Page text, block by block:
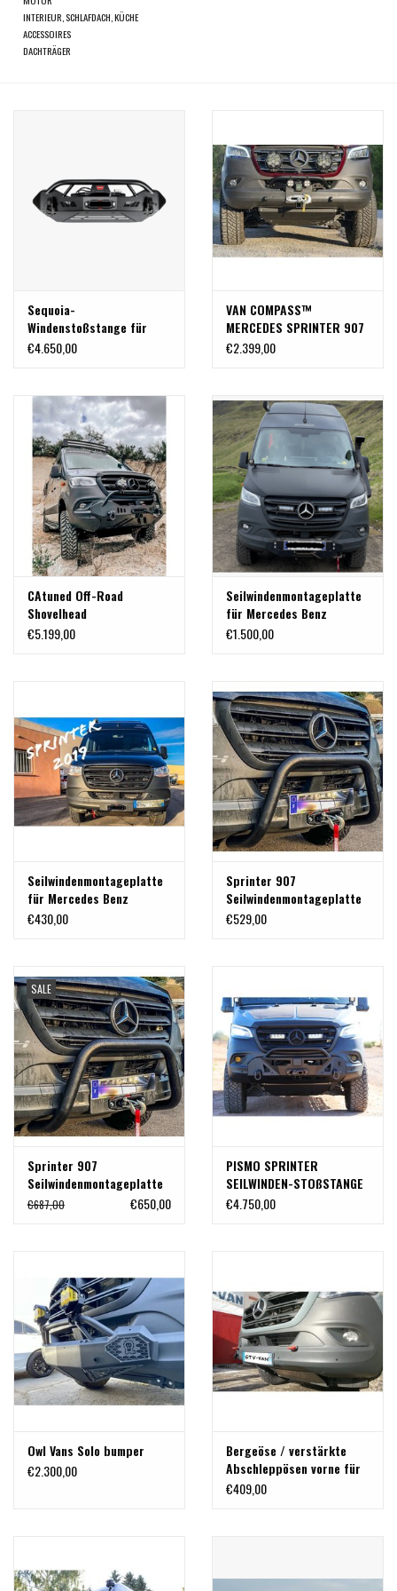
INTERIEUR, SCHLAFDACH, KÜCHE
ACCESSOIRES
DACHTRÄGER
Sequoia-
Windenstoßstange für
Mercedes Sprinter W907-
€4.650,00
VAN COMPASS™
MERCEDES SPRINTER 907
(2019-2022 und AWD
BULLBAR UND BERGEÖSEN
€2.399,00
CAtuned Off-Road
Shovelhead
Seilwindenstoßstange für
€5.199,00
Seilwindenmontageplatte
für Mercedes Benz
Sprinter 907/VS30 alle
€1.500,00
Seilwindenmontageplatte
für Mercedes Benz
Sprinter 906/NCV3 und
€430,00
Sprinter 907
Seilwindenmontageplatte
€529,00
SALE
Sprinter 907
Seilwindenmontageplatte
€687,00 €650,00
PISMO SPRINTER
SEILWINDEN-STOßSTANGE
für MB Sprinter 907
€4.750,00
Owl Vans Solo bumper
€2.300,00
Bergeöse / verstärkte
Abschleppösen vorne für
VW Crafter /Mercedes
€409,00